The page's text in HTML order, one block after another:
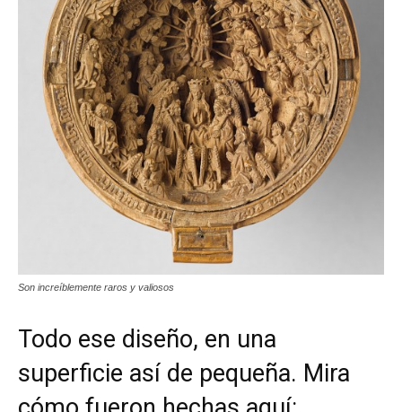
Son increíblemente raros y valiosos
Todo ese diseño, en una
superficie así de pequeña. Mira